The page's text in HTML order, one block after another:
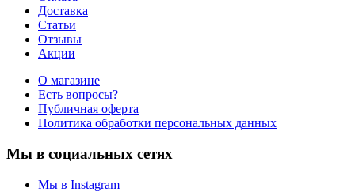
Доставка
Статьи
Отзывы
Акции
О магазине
Есть вопросы?
Публичная оферта
Политика обработки персональных данных
Мы в социальных сетях
Мы в Instagram